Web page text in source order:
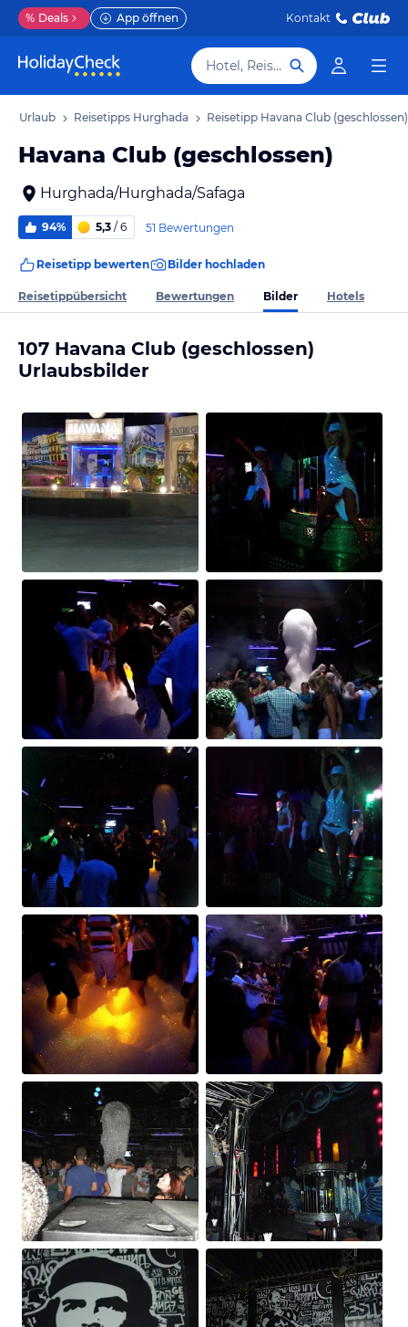
% Deals App öffnen Kontakt
Hotel, Reiseziel
Urlaub Reisetipps Hurghada Reisetipp Havana Club (geschlossen)
Havana Club (geschlossen)
Hurghada/Hurghada/Safaga
94% 5,3 / 6 51 Bewertungen
Reisetipp bewerten Bilder hochladen
Reisetippübersicht Bewertungen Bilder Hotels
107 Havana Club (geschlossen)
Urlaubsbilder